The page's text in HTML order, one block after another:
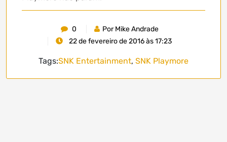
0
Por Mike Andrade
22 de fevereiro de 2016 às 17:23
Tags:SNK Entertainment, SNK Playmore